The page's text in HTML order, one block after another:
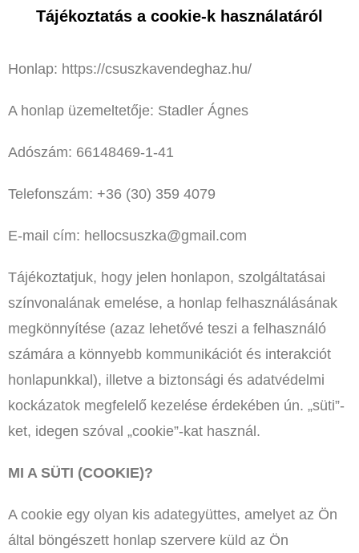
Tájékoztatás a cookie-k használatáról
Honlap: https://csuszkavendeghaz.hu/
A honlap üzemeltetője: Stadler Ágnes
Adószám: 66148469-1-41
Telefonszám: +36 (30) 359 4079
E-mail cím: hellocsuszka@gmail.com
Tájékoztatjuk, hogy jelen honlapon, szolgáltatásai
színvonalának emelése, a honlap felhasználásának
megkönnyítése (azaz lehetővé teszi a felhasználó
számára a könnyebb kommunikációt és interakciót
honlapunkkal), illetve a biztonsági és adatvédelmi
kockázatok megfelelő kezelése érdekében ún. „süti”-
ket, idegen szóval „cookie”-kat használ.
MI A SÜTI (COOKIE)?
A cookie egy olyan kis adategyüttes, amelyet az Ön
által böngészett honlap szervere küld az Ön